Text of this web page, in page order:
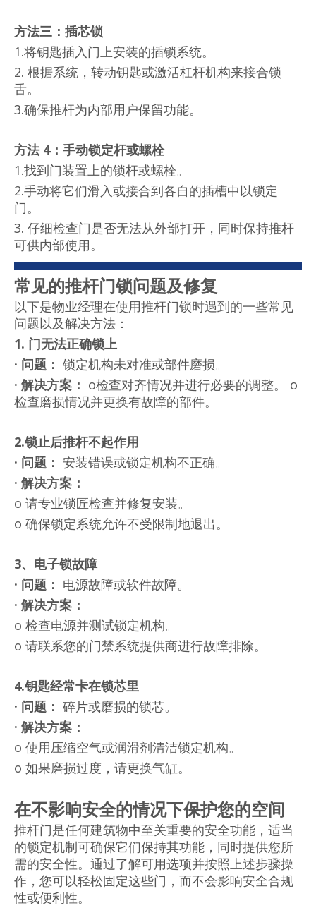
方法三：插芯锁
1.将钥匙插入门上安装的插锁系统。
2. 根据系统，转动钥匙或激活杠杆机构来接合锁
舌。
3.确保推杆为内部用户保留功能。
方法 4：手动锁定杆或螺栓
1.找到门装置上的锁杆或螺栓。
2.手动将它们滑入或接合到各自的插槽中以锁定
门。
3. 仔细检查门是否无法从外部打开，同时保持推杆
可供内部使用。
常见的推杆门锁问题及修复
以下是物业经理在使用推杆门锁时遇到的一些常见
问题以及解决方法：
1. 门无法正确锁上
· 问题： 锁定机构未对准或部件磨损。
· 解决方案： o检查对齐情况并进行必要的调整。 o
检查磨损情况并更换有故障的部件。
2.锁止后推杆不起作用
· 问题： 安装错误或锁定机构不正确。
· 解决方案：
o 请专业锁匠检查并修复安装。
o 确保锁定系统允许不受限制地退出。
3、电子锁故障
· 问题： 电源故障或软件故障。
· 解决方案：
o 检查电源并测试锁定机构。
o 请联系您的门禁系统提供商进行故障排除。
4.钥匙经常卡在锁芯里
· 问题： 碎片或磨损的锁芯。
· 解决方案：
o 使用压缩空气或润滑剂清洁锁定机构。
o 如果磨损过度，请更换气缸。
在不影响安全的情况下保护您的空间
推杆门是任何建筑物中至关重要的安全功能，适当
的锁定机制可确保它们保持其功能，同时提供您所
需的安全性。通过了解可用选项并按照上述步骤操
作，您可以轻松固定这些门，而不会影响安全合规
性或便利性。